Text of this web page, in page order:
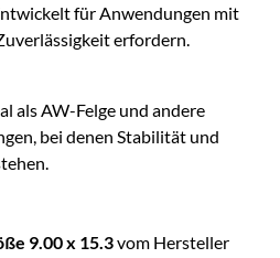
für Anwendungen mit
erfordern.
als AW-Felge und andere
bei denen Stabilität und
9.00 x 15.3vom Hersteller